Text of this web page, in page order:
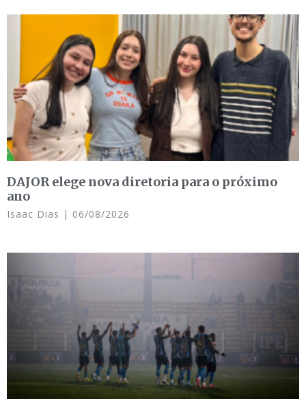
DAJOR elege nova diretoria para o próximo
ano
Isaac Dias 06/08/2026